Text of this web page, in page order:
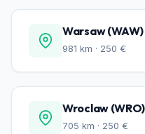
Warsaw (WAW)
981 km · 250 €
Wroclaw (WRO)
705 km · 250 €